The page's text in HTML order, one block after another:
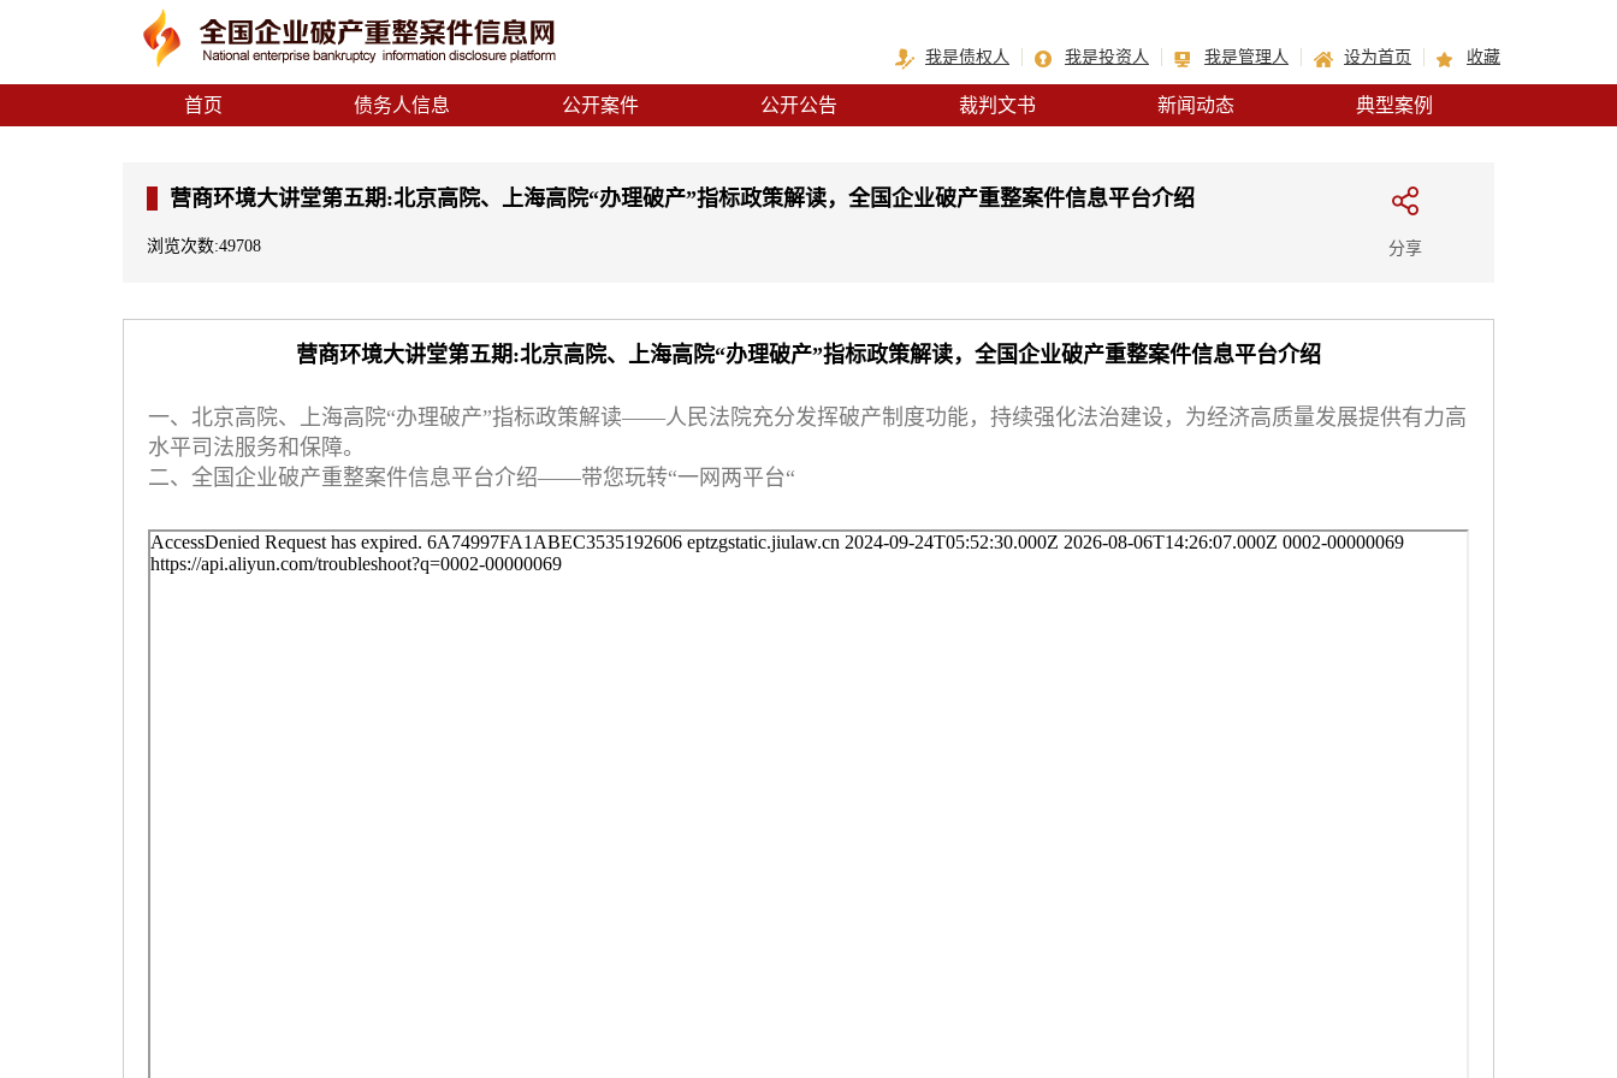
我是债权人 我是投资人 我是管理人 设为首页 收藏
首页 债务人信息 公开案件 公开公告 裁判文书 新闻动态 典型案例
营商环境大讲堂第五期:北京高院、上海高院“办理破产”指标政策解读，全国企业破产重整案件信息平台介绍
浏览次数:49708 分享
营商环境大讲堂第五期:北京高院、上海高院“办理破产”指标政策解读，全国企业破产重整案件信息平台介绍
一、北京高院、上海高院“办理破产”指标政策解读——人民法院充分发挥破产制度功能，持续强化法治建设，为经济高质量发展提供有力高
水平司法服务和保障。
二、全国企业破产重整案件信息平台介绍——带您玩转“一网两平台“